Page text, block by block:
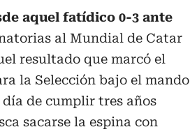
aquel fatídico 0-3 ante
al Mundial de Catar
resultado que marcó el
la Selección bajo el mando
día de cumplir tres años
sacarse la espina con